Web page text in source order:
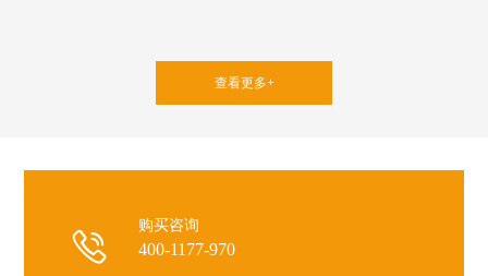
查看更多+
购买咨询
400-1177-970